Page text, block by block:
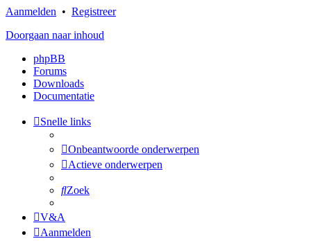
Aanmelden • Registreer
Doorgaan naar inhoud
phpBB
Forums
Downloads
Documentatie
Snelle links
Onbeantwoorde onderwerpen
Actieve onderwerpen
Zoek
V&A
Aanmelden